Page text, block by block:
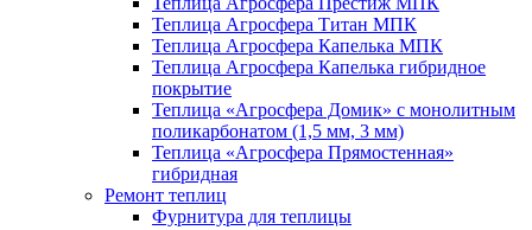
Теплица Агросфера Титан МПК
Теплица Агросфера Капелька МПК
Теплица Агросфера Капелька гибридное
покрытие
Теплица «Агросфера Домик» с монолитным
поликарбонатом (1,5 мм, 3 мм)
Теплица «Агросфера Прямостенная»
гибридная
Ремонт теплиц
Фурнитура для теплицы